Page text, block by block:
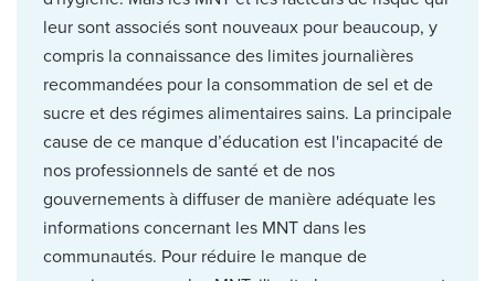
leur sont associés sont nouveaux pour beaucoup, y
compris la connaissance des limites journalières
recommandées pour la consommation de sel et de
sucre et des régimes alimentaires sains. La principale
cause de ce manque d’éducation est l'incapacité de
nos professionnels de santé et de nos
gouvernements à diffuser de manière adéquate les
informations concernant les MNT dans les
communautés. Pour réduire le manque de